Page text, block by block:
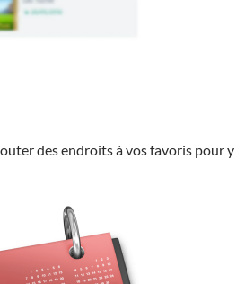
des endroits à vos favoris pour y